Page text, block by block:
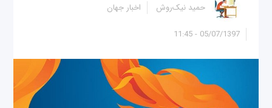
05/07/1397 - 11:45
حمید نیک‌روش اخبار جهان